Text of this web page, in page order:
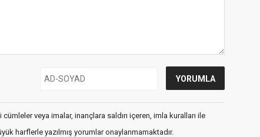
veya imalar, inançlara saldırı içeren, imla kuralları ile
harflerle yazılmış yorumlar onaylanmamaktadır.